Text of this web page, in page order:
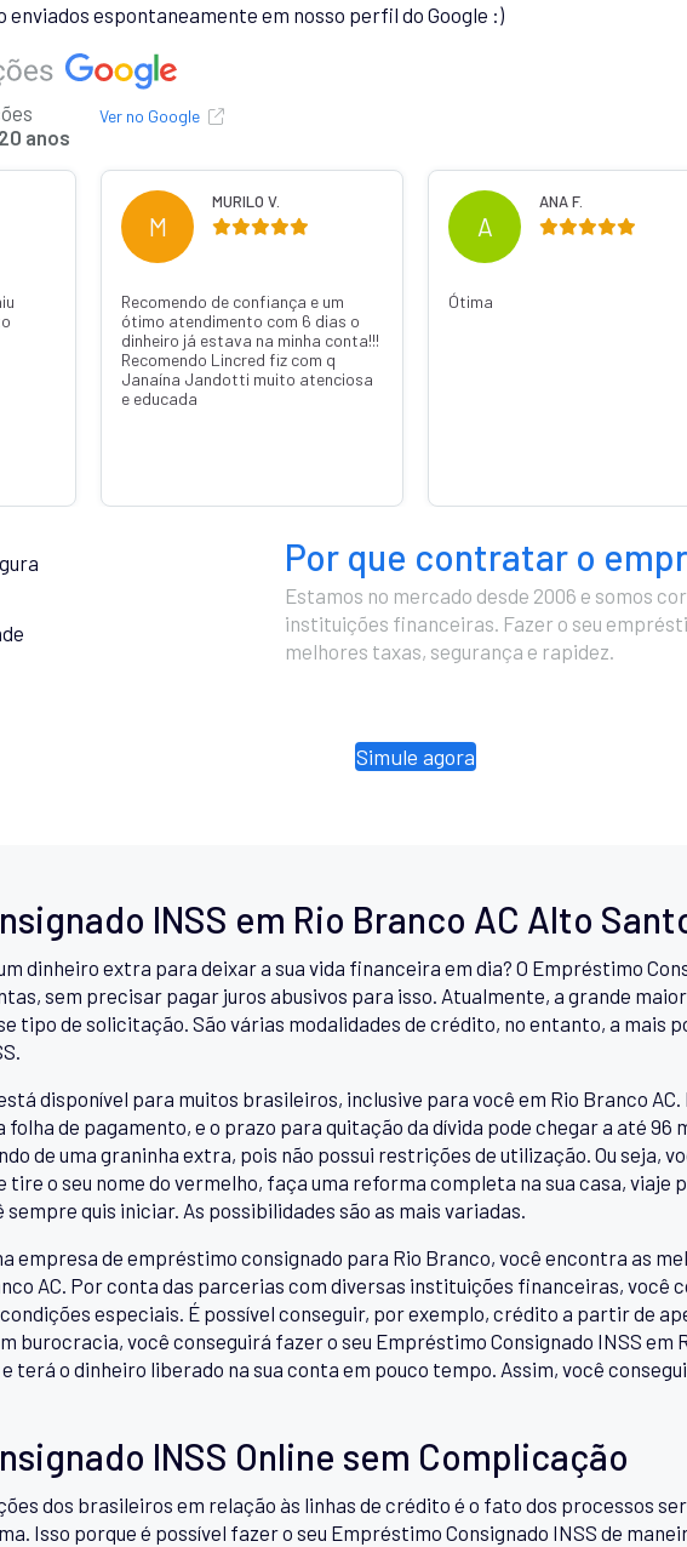
enviados espontaneamente em nosso perfil do Google :)
anos
Ver no Google
M
MURILO V.
Recomendo de confiança e um
ótimo atendimento com 6 dias o
dinheiro já estava na minha conta!!!
Recomendo Lincred fiz com q
Janaína Jandotti muito atenciosa
e educada
A
ANA F.
Ótima
Por que contratar o
Estamos no mercado desde 2006 e somos
instituições financeiras. Fazer o seu
melhores taxas, segurança e rapidez.
Simule agora
INSS em Rio Branco AC Alto
dinheiro extra para deixar a sua vida financeira em dia? O Empréstimo
sem precisar pagar juros abusivos para isso. Atualmente, a grande
tipo de solicitação. São várias modalidades de crédito, no entanto, a mais
disponível para muitos brasileiros, inclusive para você em Rio Branco
de pagamento, e o prazo para quitação da dívida pode chegar a até 96
de uma graninha extra, pois não possui restrições de utilização. Ou seja,
tire o seu nome do vermelho, faça uma reforma completa na sua casa, viaje
quis iniciar. As possibilidades são as mais variadas.
empresa de empréstimo consignado para Rio Branco, você encontra as
AC. Por conta das parcerias com diversas instituições financeiras, você
especiais. É possível conseguir, por exemplo, crédito a partir de
burocracia, você conseguirá fazer o seu Empréstimo Consignado INSS em
terá o dinheiro liberado na sua conta em pouco tempo. Assim, você
INSS Online sem Complicação
dos brasileiros em relação às linhas de crédito é o fato dos processos
Isso porque é possível fazer o seu Empréstimo Consignado INSS de